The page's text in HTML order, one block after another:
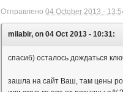
Отправлено04 October 2013 -
milabir, on 04 Oct 2013 - 10:31:
спасиб) осталось дождаться
зашла на сайт Ваш, там цены